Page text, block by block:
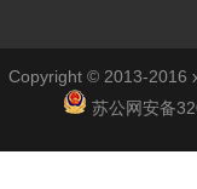
Copyright © 2013-2016
苏公网安备